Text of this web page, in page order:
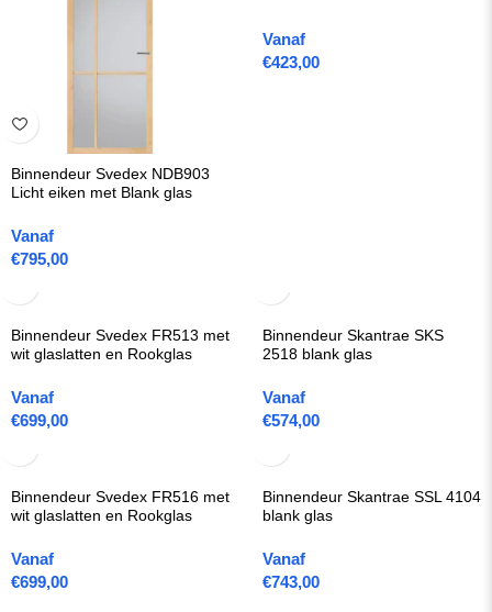
Binnendeur Svedex NDB903
Licht eiken met Blank glas
Vanaf
€795,00
Vanaf
€423,00
Binnendeur Svedex FR513 met
wit glaslatten en Rookglas
Vanaf
€699,00
Binnendeur Skantrae SKS
2518 blank glas
Vanaf
€574,00
Binnendeur Svedex FR516 met
wit glaslatten en Rookglas
Vanaf
€699,00
Binnendeur Skantrae SSL 4104
blank glas
Vanaf
€743,00